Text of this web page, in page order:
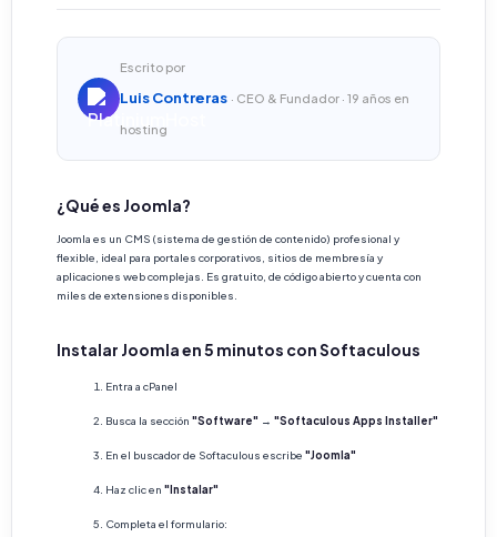
Escrito por
Luis Contreras · CEO & Fundador · 19 años en
hosting
¿Qué es Joomla?
Joomla es un CMS (sistema de gestión de contenido) profesional y
flexible, ideal para portales corporativos, sitios de membresía y
aplicaciones web complejas. Es gratuito, de código abierto y cuenta con
miles de extensiones disponibles.
Instalar Joomla en 5 minutos con Softaculous
Entra a cPanel
Busca la sección "Software" → "Softaculous Apps Installer"
En el buscador de Softaculous escribe "Joomla"
Haz clic en "Instalar"
Completa el formulario: